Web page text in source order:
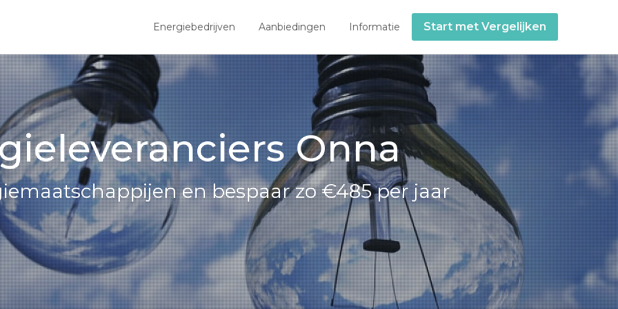
Energiebedrijven Aanbiedingen Informatie Start met Vergelijken
Onna
en bespaar zo €485 per jaar